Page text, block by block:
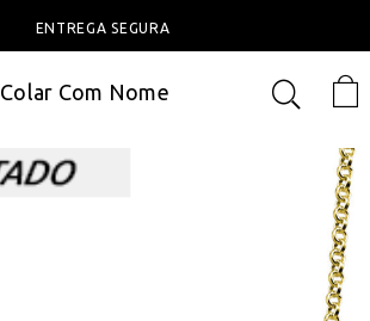
ENTREGA SEGURA
Colar Com Nome